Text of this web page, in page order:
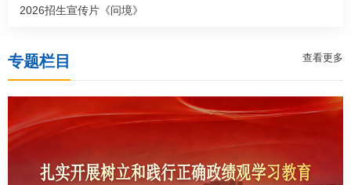
2026招生宣传片《问境》
专题栏目 查看更多